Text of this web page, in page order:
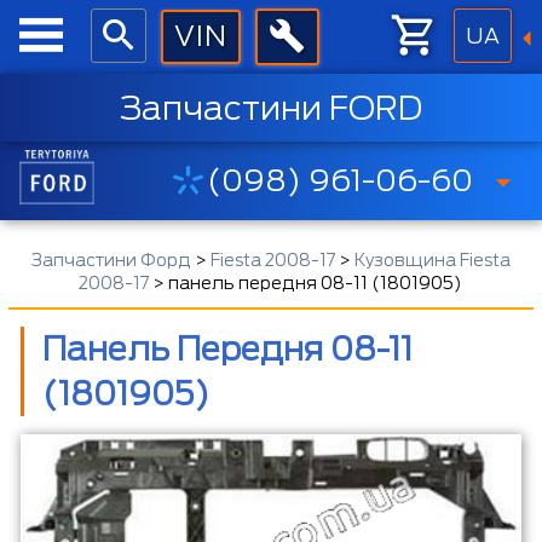
UA
Запчастини FORD
(098) 961-06-60
Запчастини Форд > Fiesta 2008-17> Кузовщина Fiesta
2008-17 >панель передня 08-11 (1801905)
Панель Передня 08-11
(1801905)